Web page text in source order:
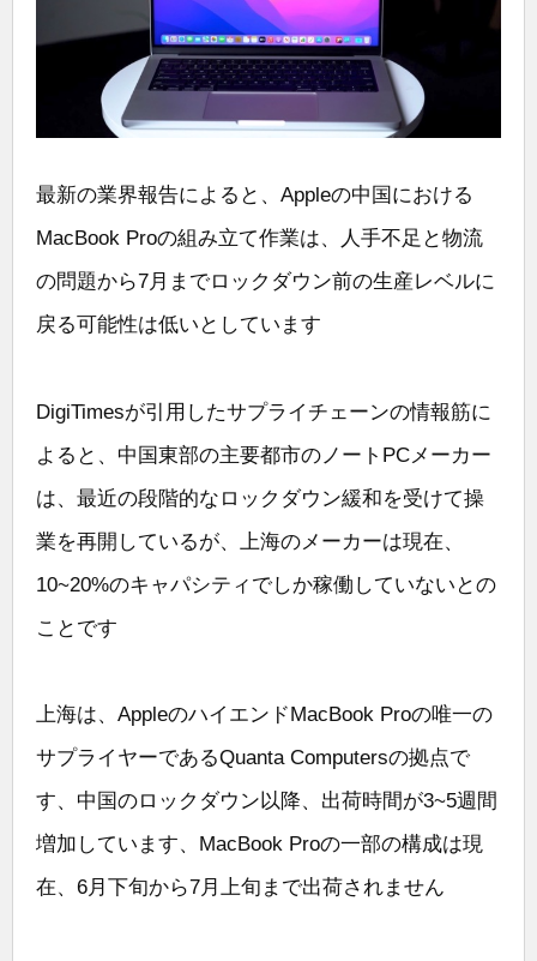
最新の業界報告によると、Appleの中国における
MacBook Proの組み立て作業は、人手不足と物流
の問題から7月までロックダウン前の生産レベルに
戻る可能性は低いとしています
DigiTimesが引用したサプライチェーンの情報筋に
よると、中国東部の主要都市のノートPCメーカー
は、最近の段階的なロックダウン緩和を受けて操
業を再開しているが、上海のメーカーは現在、
10~20%のキャパシティでしか稼働していないとの
ことです
上海は、AppleのハイエンドMacBook Proの唯一の
サプライヤーであるQuanta Computersの拠点で
す、中国のロックダウン以降、出荷時間が3~5週間
増加しています、MacBook Proの一部の構成は現
在、6月下旬から7月上旬まで出荷されません